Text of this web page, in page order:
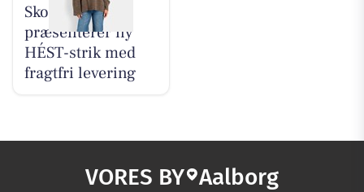
Skott Aalborg
præsenterer ny
HÉST-strik med
fragtfri levering
VORES BY Aalborg